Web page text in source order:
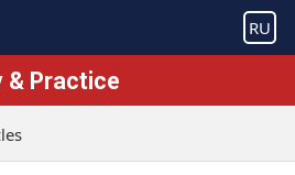
RU
& Practice